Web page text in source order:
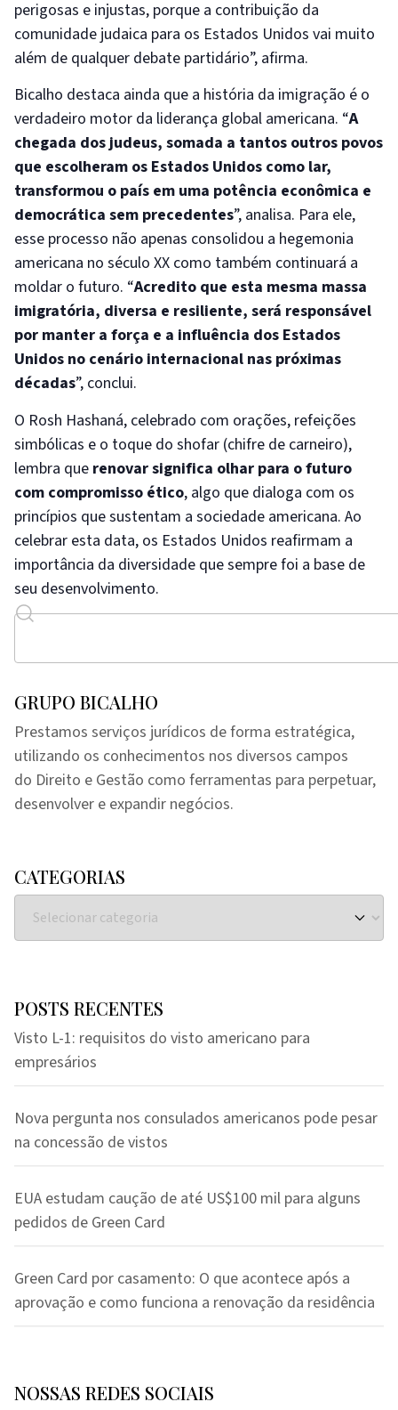
perigosas e injustas, porque a contribuição da
comunidade judaica para os Estados Unidos vai muito
além de qualquer debate partidário”, afirma.
Bicalho destaca ainda que a história da imigração é o
verdadeiro motor da liderança global americana. “A
chegada dos judeus, somada a tantos outros povos
que escolheram os Estados Unidos como lar,
transformou o país em uma potência econômica e
democrática sem precedentes”, analisa. Para ele,
esse processo não apenas consolidou a hegemonia
americana no século XX como também continuará a
moldar o futuro. “Acredito que esta mesma massa
imigratória, diversa e resiliente, será responsável
por manter a força e a influência dos Estados
Unidos no cenário internacional nas próximas
décadas”, conclui.
O Rosh Hashaná, celebrado com orações, refeições
simbólicas e o toque do shofar (chifre de carneiro),
lembra que renovar significa olhar para o futuro
com compromisso ético, algo que dialoga com os
princípios que sustentam a sociedade americana. Ao
celebrar esta data, os Estados Unidos reafirmam a
importância da diversidade que sempre foi a base de
seu desenvolvimento.
GRUPO BICALHO
Prestamos serviços jurídicos de forma estratégica,
utilizando os conhecimentos nos diversos campos
do Direito e Gestão como ferramentas para perpetuar,
desenvolver e expandir negócios.
CATEGORIAS
POSTS RECENTES
Visto L-1: requisitos do visto americano para
empresários
Nova pergunta nos consulados americanos pode pesar
na concessão de vistos
EUA estudam caução de até US$100 mil para alguns
pedidos de Green Card
Green Card por casamento: O que acontece após a
aprovação e como funciona a renovação da residência
NOSSAS REDES SOCIAIS